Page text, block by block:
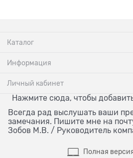
Каталог
Информация
Личный кабинет
Нажмите сюда, чтобы
Всегда рад выслушать ваши
замечания. Пишите мне на
Зобов М.В. / Руководитель
Полная